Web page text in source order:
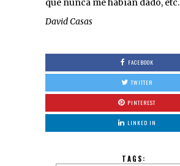
que nunca me habían dado, etc.
David Casas
FACEBOOK
TWITTER
PINTEREST
LINKED IN
TAGS: